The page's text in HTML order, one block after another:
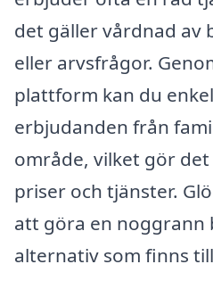
det gäller vårdnad av
eller arvsfrågor.
plattform kan du
erbjudanden från
område, vilket gör
priser och tjänster.
att göra en noggrann
alternativ som finns